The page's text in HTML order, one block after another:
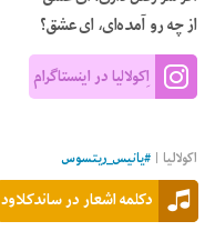
از چه رو آمده‌ای، ای عشق؟
اِکولالیا در اینستاگرام
اکولالیا | #یانیس_ریتسوس
دکلمه اشعار در ساندکلاود